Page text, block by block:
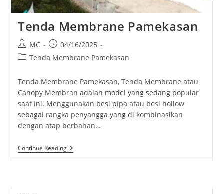
Tenda Membrane Pamekasan
Post
author:
MC
Post
published:
04/16/2025
PostTenda Membrane Pamekasan
Tenda Membrane Pamekasan, Tenda Membrane atau
Canopy Membran adalah model yang sedang popular
saat ini. Menggunakan besi pipa atau besi hollow
sebagai rangka penyangga yang di kombinasikan
dengan atap berbahan…
Continue ReadingTenda
Membrane